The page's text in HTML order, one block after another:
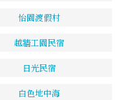
怡園渡假村
越牆工園民宿
日光民宿
白色地中海